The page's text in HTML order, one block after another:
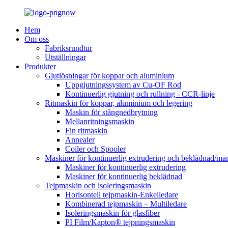
Hem
Om oss
Fabriksrundtur
Utställningar
Produkter
Gjutlösningar för koppar och aluminium
Uppgjutningssystem av Cu-OF Rod
Kontinuerlig gjutning och rullning - CCR-linje
Ritmaskin för koppar, aluminium och legering
Maskin för stångnedbrytning
Mellanritningsmaskin
Fin ritmaskin
Annealer
Coiler och Spooler
Maskiner för kontinuerlig extrudering och beklädnad/
Maskiner för kontinuerlig extrudering
Maskiner för kontinuerlig beklädnad
Tejpmaskin och isoleringsmaskin
Horisontell tejpmaskin-Enkelledare
Kombinerad tejpmaskin – Multiledare
Isoleringsmaskin för glasfiber
PI Film/Kapton® tejpningsmaskin